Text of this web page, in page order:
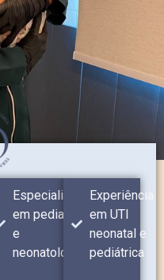
Especialista
em pediatria
e
neonatologia
Experiência
em UTI
neonatal e
pediátrica